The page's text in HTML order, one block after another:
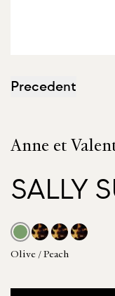
Precedent
Anne et
SALLY
Olive / Peach